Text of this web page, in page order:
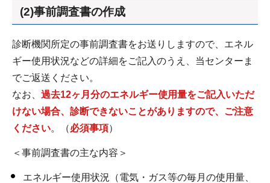
(2)事前調査書の作成
診断機関所定の事前調査書をお送りしますので、エネル
ギー使用状況などの詳細をご記入のうえ、当センターま
でご返送ください。
なお、 過去12ヶ月分のエネルギー使用量をご記入いただ
けない場合、診断できないことがありますので、ご注意
ください。（必須事項）
＜事前調査書の主な内容＞
エネルギー使用状況（電気・ガス等の毎月の使用量、